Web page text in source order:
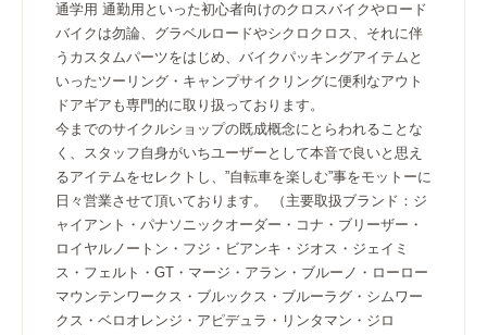
通学用 通勤用といった初心者向けのクロスバイクやロード
バイクは勿論、グラベルロードやシクロクロス、それに伴
うカスタムパーツをはじめ、バイクパッキングアイテムと
いったツーリング・キャンプサイクリングに便利なアウト
ドアギアも専門的に取り扱っております。
今までのサイクルショップの既成概念にとらわれることな
く、スタッフ自身がいちユーザーとして本音で良いと思え
るアイテムをセレクトし、”自転車を楽しむ”事をモットーに
日々営業させて頂いております。 （主要取扱ブランド：ジ
ャイアント・パナソニックオーダー・コナ・ブリーザー・
ロイヤルノートン・フジ・ビアンキ・ジオス・ジェイミ
ス・フェルト・GT・マージ・アラン・ブルーノ・ローロー
マウンテンワークス・ブルックス・ブルーラグ・シムワー
クス・ベロオレンジ・アピデュラ・リンタマン・ジロ